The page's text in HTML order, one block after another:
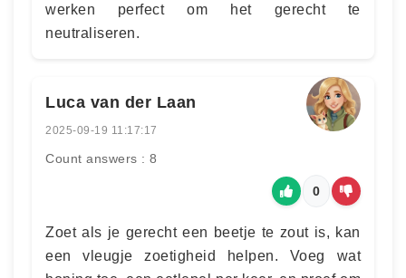
werken perfect om het gerecht te
neutraliseren.
Luca van der Laan
2025-09-19 11:17:17
Count answers : 8
0
Zoet als je gerecht een beetje te zout is, kan
een vleugje zoetigheid helpen. Voeg wat